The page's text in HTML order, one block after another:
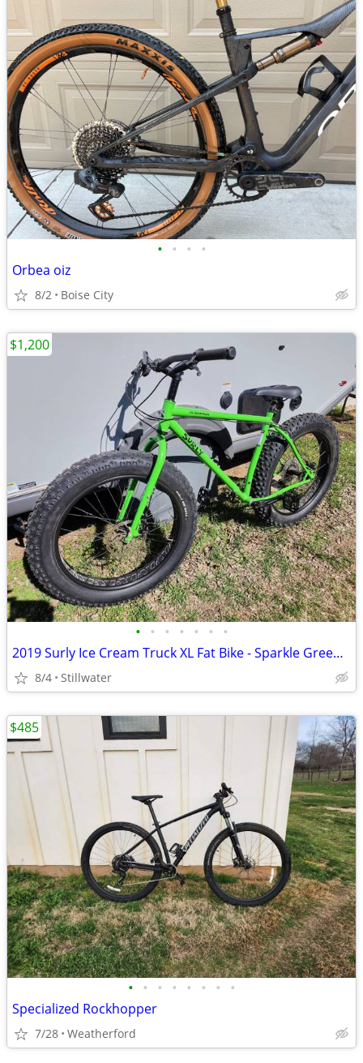
• • • •
Orbea oiz
8/2 Boise City
• • • • • • •
2019 Surly Ice Cream Truck XL Fat Bike - Sparkle Green, Like New
8/4 Stillwater
$1,200
• • • • • • • •
Specialized Rockhopper
7/28 Weatherford
$485